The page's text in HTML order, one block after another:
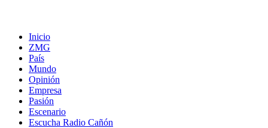
Inicio
ZMG
País
Mundo
Opinión
Empresa
Pasión
Escenario
Escucha Radio Cañón